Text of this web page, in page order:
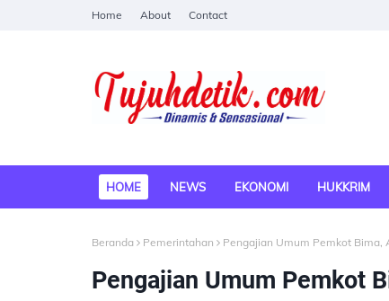
Home About Contact
HOME NEWS EKONOMI HUKKRIM
Beranda Pemerintahan Pengajian Umum Pemkot Bima,
Pengajian Umum Pemkot